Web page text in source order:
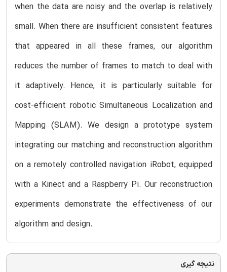
when the data are noisy and the overlap is relatively
small. When there are insufficient consistent features
that appeared in all these frames, our algorithm
reduces the number of frames to match to deal with
it adaptively. Hence, it is particularly suitable for
cost-efficient robotic Simultaneous Localization and
Mapping (SLAM). We design a prototype system
integrating our matching and reconstruction algorithm
on a remotely controlled navigation iRobot, equipped
with a Kinect and a Raspberry Pi. Our reconstruction
experiments demonstrate the effectiveness of our
algorithm and design.
نتیجه گیری